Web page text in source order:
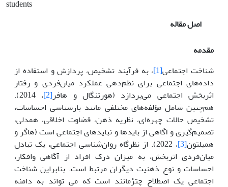
students
اصل مقاله
مقدمه
شناخت اجتماعی[1] ، به فرآیند تشخیص، پردازش و استفاده از
داده‌های اجتماعی برای نظم‌دهی عملکرد میان‌فردی و رفتار
اثربخش اجتماعی می‌پردازد (هورتنگال و هافر[2]
، 2014).
هم‌چنین شامل مؤلفه‌های مختلفی مانند بازشناسی احساسات،
تشخیص حالات چهره‌ای، نظریه ذهن، قضاوت اخلاقی، همدلی،
تصمیم‌گیری و آگاهی از بایدها و نبایدهای اجتماعی است (هاگر و
همیلتون[3]
، 2022). از نظرگاه روان‌شناسی اجتماعی، یک تبادل
میان‌فردی اثربخش، به میزان درک افراد از آگاهی وافکار،
احساسات و نوع ذهنیت دیگران مرتبط است. بنابراین شناخت
اجتماعی یک اصطلاح چترْمانند است که می تواند به دامنه